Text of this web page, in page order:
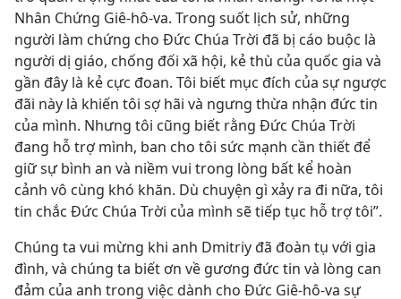
Nhân Chứng Giê-hô-va. Trong suốt lịch sử, những
người làm chứng cho Đức Chúa Trời đã bị cáo buộc là
người dị giáo, chống đối xã hội, kẻ thù của quốc gia và
gần đây là kẻ cực đoan. Tôi biết mục đích của sự ngược
đãi này là khiến tôi sợ hãi và ngưng thừa nhận đức tin
của mình. Nhưng tôi cũng biết rằng Đức Chúa Trời
đang hỗ trợ mình, ban cho tôi sức mạnh cần thiết để
giữ sự bình an và niềm vui trong lòng bất kể hoàn
cảnh vô cùng khó khăn. Dù chuyện gì xảy ra đi nữa, tôi
tin chắc Đức Chúa Trời của mình sẽ tiếp tục hỗ trợ tôi”.
Chúng ta vui mừng khi anh Dmitriy đã đoàn tụ với gia
đình, và chúng ta biết ơn về gương đức tin và lòng can
đảm của anh trong việc dành cho Đức Giê-hô-va sự